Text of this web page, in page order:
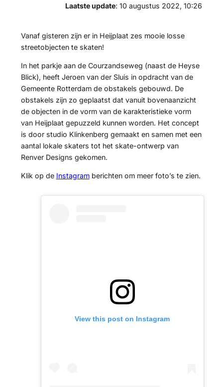
Laatste update: 10 augustus 2022, 10:26
Vanaf gisteren zijn er in Heijplaat zes mooie losse
streetobjecten te skaten!
In het parkje aan de Courzandseweg (naast de Heyse
Blick), heeft Jeroen van der Sluis in opdracht van de
Gemeente Rotterdam de obstakels gebouwd. De
obstakels zijn zo geplaatst dat vanuit bovenaanzicht
de objecten in de vorm van de karakteristieke vorm
van Heijplaat gepuzzeld kunnen worden. Het concept
is door studio Klinkenberg gemaakt en samen met een
aantal lokale skaters tot het skate-ontwerp van
Renver Designs gekomen.
Klik op de Instagramberichten om meer foto’s te zien.
View this post on Instagram